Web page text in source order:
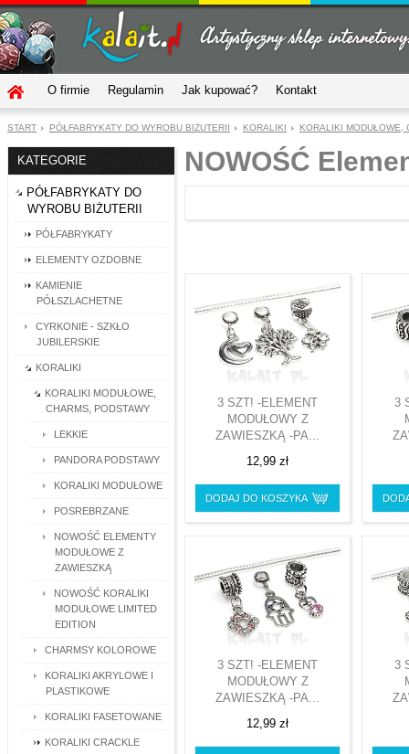
O firmie Regulamin Jak kupować? Kontakt
START PÓŁFABRYKATY DO WYROBU BIŻUTERII KORALIKI KORALIKI MODUŁOWE,
KATEGORIE
PÓŁFABRYKATY DO
WYROBU BIŻUTERII
PÓŁFABRYKATY
ELEMENTY OZDOBNE
KAMIENIE
PÓŁSZLACHETNE
CYRKONIE - SZKŁO
JUBILERSKIE
KORALIKI
KORALIKI MODUŁOWE,
CHARMS, PODSTAWY
LEKKIE
PANDORA PODSTAWY
KORALIKI MODUŁOWE
POSREBRZANE
NOWOŚĆ ELEMENTY
MODUŁOWE Z
ZAWIESZKĄ
NOWOŚĆ KORALIKI
MODUŁOWE LIMITED
EDITION
CHARMSY KOLOROWE
KORALIKI AKRYLOWE I
PLASTIKOWE
KORALIKI FASETOWANE
KORALIKI CRACKLE
NOWOŚĆ
3 SZT! -ELEMENT
MODUŁOWY Z
ZAWIESZKĄ -PA...
12,99 zł
DODAJ DO KOSZYKA
3
3 SZT! -ELEMENT
MODUŁOWY Z
ZAWIESZKĄ -PA...
12,99 zł
3